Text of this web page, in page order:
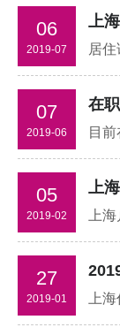
06
2019-07
上
07
2019-06
在
05
2019-02
27
2019-01